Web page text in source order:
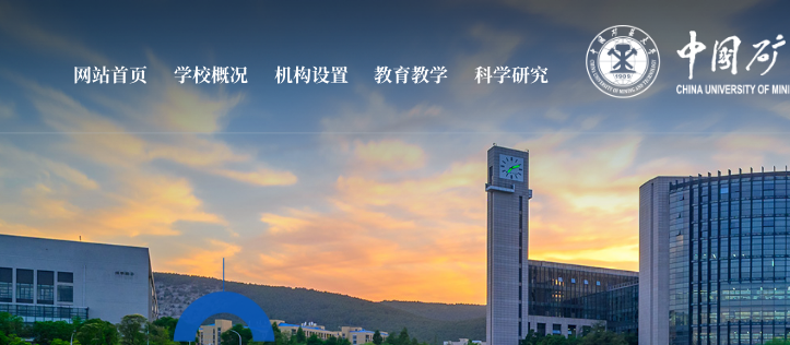
网站首页 学校概况 机构设置 教育教学 科学研究